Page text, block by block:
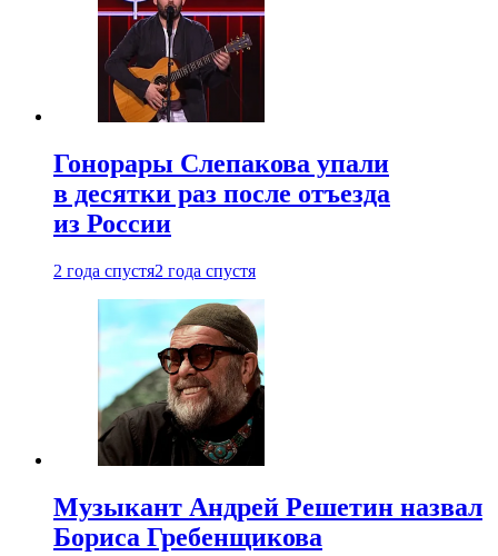
Гонорары Слепакова упали
в десятки раз после отъезда
из России
2 года спустя2 года спустя
Музыкант Андрей Решетин назвал
Бориса Гребенщикова